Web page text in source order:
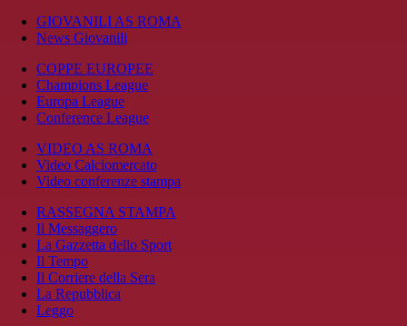
GIOVANILI AS ROMA
News Giovanili
COPPE EUROPEE
Champions League
Europa League
Conference League
VIDEO AS ROMA
Video Calciomercato
Video conferenze stampa
RASSEGNA STAMPA
Il Messaggero
La Gazzetta dello Sport
Il Tempo
Il Corriere della Sera
La Repubblica
Leggo